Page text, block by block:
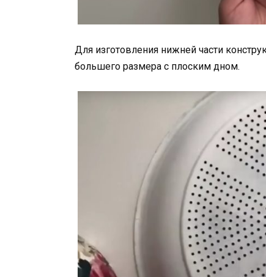
Для изготовления нижней части
большего размера с плоским дном.